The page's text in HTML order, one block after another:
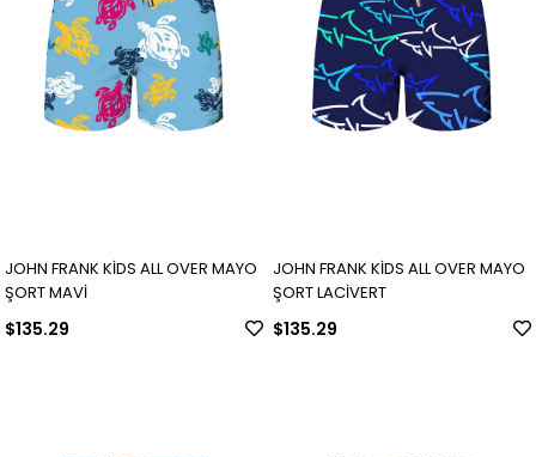
JOHN FRANK KİDS ALL OVER MAYO
ŞORT MAVİ
$135.29
JOHN FRANK KİDS ALL OVER MAYO
ŞORT LACİVERT
$135.29